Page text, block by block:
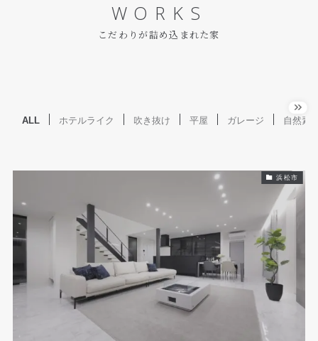
WORKS
こだわりが詰め込まれた家
ALL ホテルライク 吹き抜け 平屋 ガレージ 自然素
浜松市